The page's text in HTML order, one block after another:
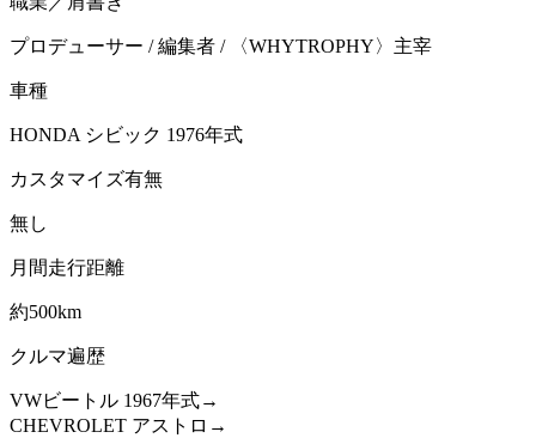
プロデューサー / 編集者 / 〈WHYTROPHY〉主宰
車種
HONDA シビック 1976年式
カスタマイズ有無
無し
月間走行距離
約500km
クルマ遍歴
VWビートル 1967年式→
CHEVROLET アストロ→